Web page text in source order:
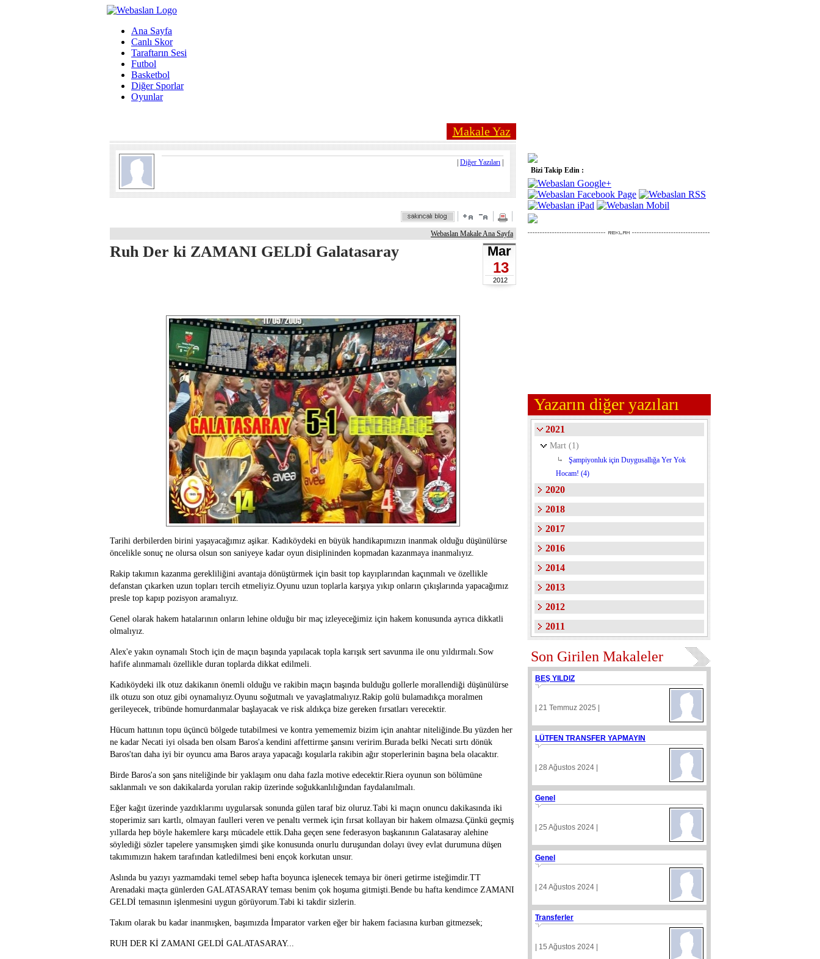
Ana Sayfa
Canlı Skor
Taraftarın Sesi
Futbol
Basketbol
Diğer Sporlar
Oyunlar
Makale Yaz
Diğer Yazıları
Webaslan Makale Ana Sayfa
Ruh Der ki ZAMANI GELDİ Galatasaray Mar
13
2012
Tarihi derbilerden birini yaşayacağımız aşikar. Kadıköydeki en büyük handikapımızın inanmak olduğu düşünülürse
öncelikle sonuç ne olursa olsun son saniyeye kadar oyun disiplininden kopmadan kazanmaya inanmalıyız.
Rakip takımın kazanma gerekliliğini avantaja dönüştürmek için basit top kayıplarından kaçınmalı ve özellikle
defanstan çıkarken uzun topları tercih etmeliyiz.Oyunu uzun toplarla karşıya yıkıp onların çıkışlarında yapacağımız
presle top kapıp pozisyon aramalıyız.
Genel olarak hakem hatalarının onların lehine olduğu bir maç izleyeceğimiz için hakem konusunda ayrıca dikkatli
olmalıyız.
Alex'e yakın oynamalı Stoch için de maçın başında yapılacak topla karışık sert savunma ile onu yıldırmalı.Sow
hafife alınmamalı özellikle duran toplarda dikkat edilmeli.
Kadıköydeki ilk otuz dakikanın önemli olduğu ve rakibin maçın başında bulduğu gollerle morallendiği düşünülürse
ilk otuzu son otuz gibi oynamalıyız.Oyunu soğutmalı ve yavaşlatmalıyız.Rakip golü bulamadıkça moralmen
gerileyecek, tribünde homurdanmalar başlayacak ve risk aldıkça bize gereken fırsatları verecektir.
Hücum hattının topu üçüncü bölgede tutabilmesi ve kontra yemememiz bizim için anahtar niteliğinde.Bu yüzden her
ne kadar Necati iyi olsada ben olsam Baros'a kendini affettirme şansını veririm.Burada belki Necati sırtı dönük
Baros'tan daha iyi bir oyuncu ama Baros araya yapacağı koşularla rakibin ağır stoperlerinin başına bela olacaktır.
Birde Baros'a son şans niteliğinde bir yaklaşım onu daha fazla motive edecektir.Riera oyunun son bölümüne
saklanmalı ve son dakikalarda yorulan rakip üzerinde soğukkanlılığından faydalanılmalı.
Eğer kağıt üzerinde yazdıklarımı uygularsak sonunda gülen taraf biz oluruz.Tabi ki maçın onuncu dakikasında iki
stoperimiz sarı kartlı, olmayan faulleri veren ve penaltı vermek için fırsat kollayan bir hakem olmazsa.Çünkü geçmiş
yıllarda hep böyle hakemlere karşı mücadele ettik.Daha geçen sene federasyon başkanının Galatasaray alehine
söylediği sözler tapelere yansımışken şimdi şike konusunda onurlu duruşundan dolayı üvey evlat durumuna düşen
takımımızın hakem tarafından katledilmesi beni ençok korkutan unsur.
Aslında bu yazıyı yazmamdaki temel sebep hafta boyunca işlenecek temaya bir öneri getirme isteğimdir.TT
Arenadaki maçta günlerden GALATASARAY teması benim çok hoşuma gitmişti.Bende bu hafta kendimce ZAMANI
GELDİ temasının işlenmesini uygun görüyorum.Tabi ki takdir sizlerin.
Takım olarak bu kadar inanmışken, başımızda İmparator varken eğer bir hakem faciasına kurban gitmezsek;
RUH DER Kİ ZAMANI GELDİ GALATASARAY...
Bizi Takip Edin :
Yazarın diğer yazıları
2021
Mart (1)
Şampiyonluk için Duygusallığa Yer Yok
Hocam! (4)
2020
2018
2017
2016
2014
2013
2012
2011
Son Girilen Makaleler
BEŞ YILDIZ
| 21 Temmuz 2025 |
LÜTFEN TRANSFER YAPMAYIN
| 28 Ağustos 2024 |
Genel
| 25 Ağustos 2024 |
Genel
| 24 Ağustos 2024 |
Transferler
| 15 Ağustos 2024 |